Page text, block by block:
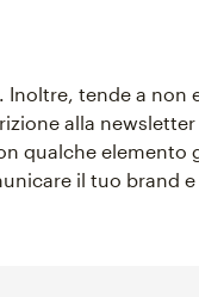
tende a non
alla
qualche elemento
il tuo brand